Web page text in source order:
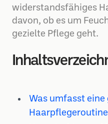
widerstandsfähiges
davon, ob es um
gezielte Pflege geht.
Was umfasst eine